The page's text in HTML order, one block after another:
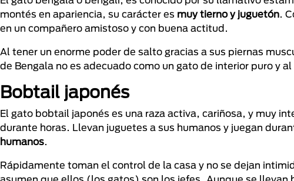
montés en apariencia, su carácter es muy tierno y juguetón.
en un compañero amistoso y con buena actitud.
Al tener un enorme poder de salto gracias a sus piernas
de Bengala no es adecuado como un gato de interior puro y
Bobtail japonés
El gato bobtail japonés es una raza activa, cariñosa, y muy
durante horas. Llevan juguetes a sus humanos y juegan
humanos.
Rápidamente toman el control de la casa y no se dejan